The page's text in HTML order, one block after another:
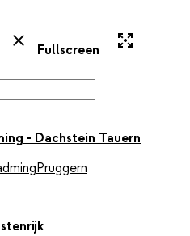
Webcam
Sluiten
Fullscreen
- Dachstein Tauern
Pruggern